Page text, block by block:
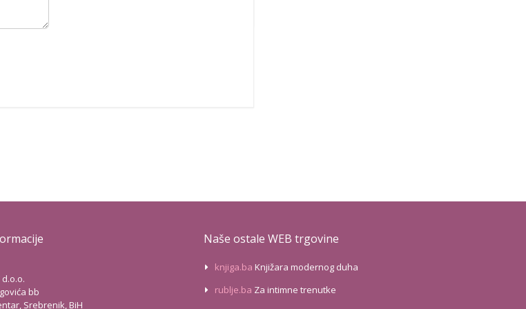
d.o.o.
bb
Srebrenik, BiH
Naše ostale WEB trgovine
knjiga.ba Knjižara modernog duha
rublje.ba Za intimne trenutke